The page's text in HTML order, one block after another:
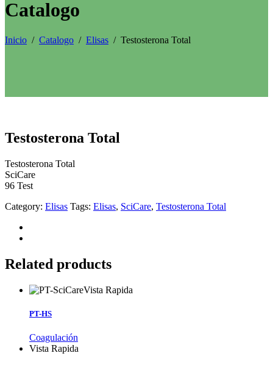
Catalogo
Inicio / Catalogo / Elisas / Testosterona Total
Testosterona Total
Testosterona Total
SciCare
96 Test
Category: Elisas Tags: Elisas, SciCare, Testosterona Total
Related products
Vista Rapida
PT-HS
Coagulación
Vista Rapida